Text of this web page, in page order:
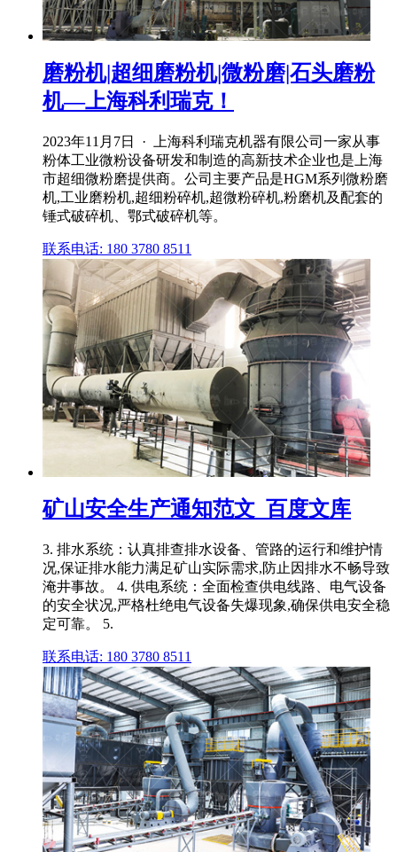
磨粉机|超细磨粉机|微粉磨|石头磨粉
机—上海科利瑞克！
2023年11月7日 · 上海科利瑞克机器有限公司一家从事
粉体工业微粉设备研发和制造的高新技术企业也是上海
市超细微粉磨提供商。公司主要产品是HGM系列微粉磨
机,工业磨粉机,超细粉碎机,超微粉碎机,粉磨机及配套的
锤式破碎机、鄂式破碎机等。
联系电话: 180 3780 8511
矿山安全生产通知范文_百度文库
3. 排水系统：认真排查排水设备、管路的运行和维护情
况,保证排水能力满足矿山实际需求,防止因排水不畅导致
淹井事故。 4. 供电系统：全面检查供电线路、电气设备
的安全状况,严格杜绝电气设备失爆现象,确保供电安全稳
定可靠。 5.
联系电话: 180 3780 8511